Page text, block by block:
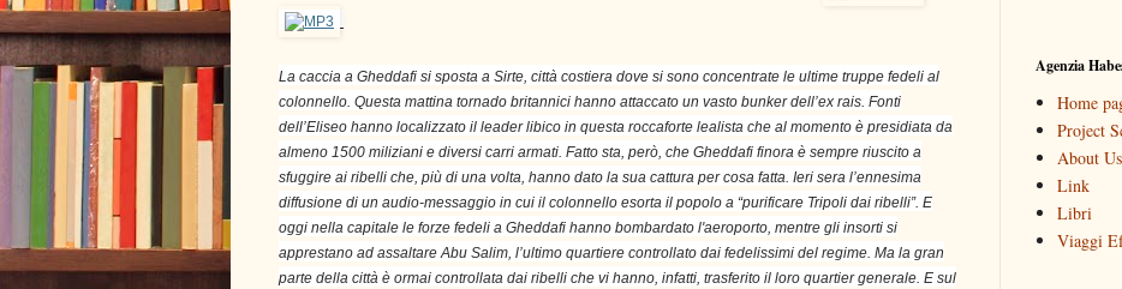
La caccia a Gheddafi si sposta a Sirte, città costiera dove si sono concentrate le ultime truppe fedeli al
colonnello. Questa mattina tornado britannici hanno attaccato un vasto bunker dell’ex rais. Fonti
dell’Eliseo hanno localizzato il leader libico in questa roccaforte lealista che al momento è presidiata da
almeno 1500 miliziani e diversi carri armati. Fatto sta, però, che Gheddafi finora è sempre riuscito a
sfuggire ai ribelli che, più di una volta, hanno dato la sua cattura per cosa fatta. Ieri sera l’ennesima
diffusione di un audio-messaggio in cui il colonnello esorta il popolo a “purificare Tripoli dai ribelli”. E
oggi nella capitale le forze fedeli a Gheddafi hanno bombardato l'aeroporto, mentre gli insorti si
apprestano ad assaltare Abu Salim, l’ultimo quartiere controllato dai fedelissimi del regime. Ma la gran
parte della città è ormai controllata dai ribelli che vi hanno, infatti, trasferito il loro quartier generale. E sul
Agenzia
Home
Project
About Us
Link
Libri
Viaggi